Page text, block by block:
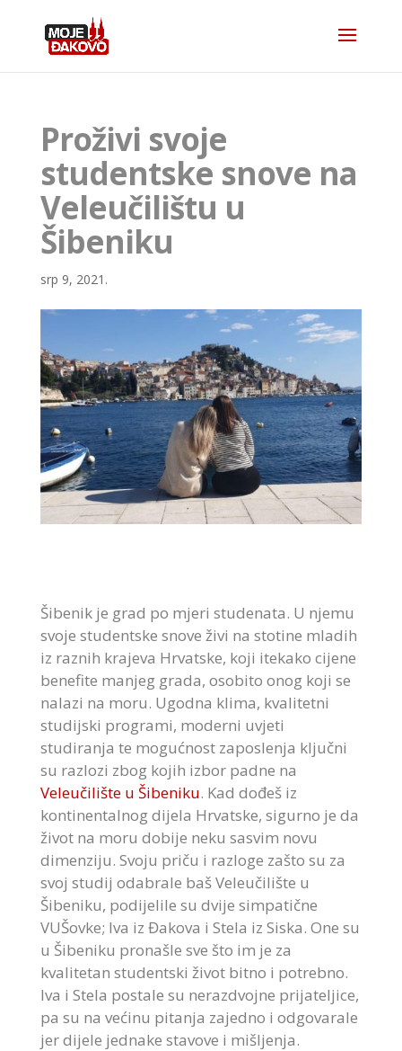
Proživi svoje
studentske snove na
Veleučilištu u
Šibeniku
srp 9, 2021.
Šibenik je grad po mjeri studenata. U njemu
svoje studentske snove živi na stotine mladih
iz raznih krajeva Hrvatske, koji itekako cijene
benefite manjeg grada, osobito onog koji se
nalazi na moru. Ugodna klima, kvalitetni
studijski programi, moderni uvjeti
studiranja te mogućnost zaposlenja ključni
su razlozi zbog kojih izbor padne na
Veleučilište u Šibeniku. Kad dođeš iz
kontinentalnog dijela Hrvatske, sigurno je da
život na moru dobije neku sasvim novu
dimenziju. Svoju priču i razloge zašto su za
svoj studij odabrale baš Veleučilište u
Šibeniku, podijelile su dvije simpatične
VUŠovke; Iva iz Đakova i Stela iz Siska. One su
u Šibeniku pronašle sve što im je za
kvalitetan studentski život bitno i potrebno.
Iva i Stela postale su nerazdvojne prijateljice,
pa su na većinu pitanja zajedno i odgovarale
jer dijele jednake stavove i mišljenja.